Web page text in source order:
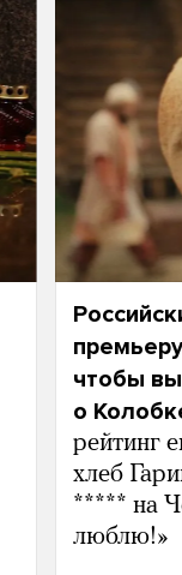
чтобы
о
рейтинг
хлеб
***** на
люблю!»